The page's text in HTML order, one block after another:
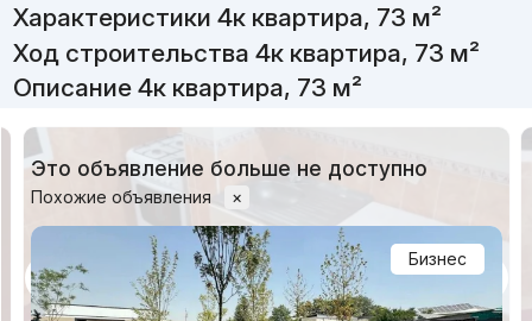
Характеристики 4к квартира, 73 м²
Ход строительства 4к квартира, 73 м²
Описание 4к квартира, 73 м²
Это объявление больше не доступно
Похожие объявления ×
Бизнес